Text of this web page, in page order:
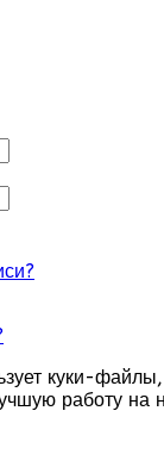
куки-
работу на